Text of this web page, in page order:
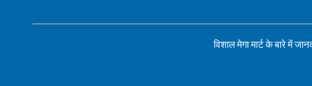
विशाल मेगा मार्ट के बारे में